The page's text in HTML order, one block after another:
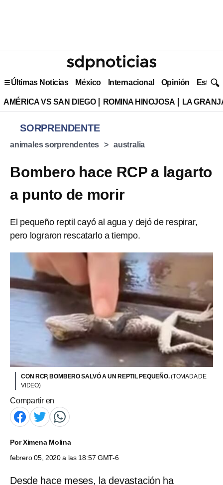
Últimas Noticias México Internacional Opinión Estilo
AMÉRICA VS SAN DIEGO ROMINA HINOJOSA LA
SORPRENDENTE
animales sorprendentes australia
Bombero hace RCP a lagarto
a punto de morir
El pequeño reptil cayó al agua y dejó de respirar,
pero lograron rescatarlo a tiempo.
CON RCP, BOMBERO SALVÓ A UN REPTIL PEQUEÑO.(TOMADA DE
VIDEO)
Compartir en
PorXimena Molina
febrero 05, 2020 a las 18:57 GMT-6
Desde hace meses, la devastación ha